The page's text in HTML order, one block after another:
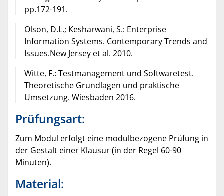
pp.172-191.
Olson, D.L.; Kesharwani, S.: Enterprise
Information Systems. Contemporary Trends and
Issues.New Jersey et al. 2010.
Witte, F.: Testmanagement und Softwaretest.
Theoretische Grundlagen und praktische
Umsetzung. Wiesbaden 2016.
Prüfungsart:
Zum Modul erfolgt eine modulbezogene Prüfung in
der Gestalt einer Klausur (in der Regel 60-90
Minuten).
Material: